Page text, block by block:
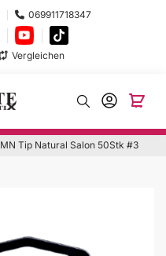
069911718347
Vergleichen
MN Tip Natural Salon 50Stk #3